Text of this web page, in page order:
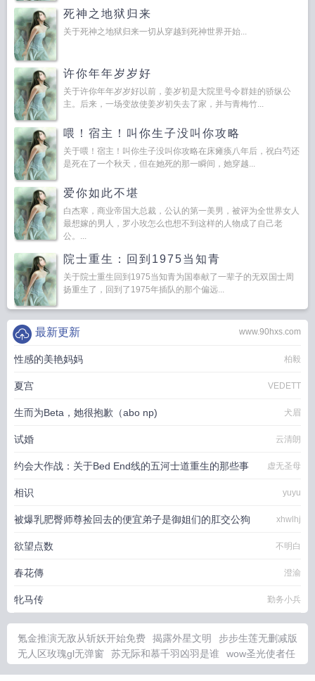
死神之地狱归来
关于死神之地狱归来一切从穿越到死神世界开始...
许你年年岁岁好
关于许你年年岁岁好以前，姜岁初是大院里号令群娃的骄纵公
主。后来，一场变故使姜岁初失去了家，并与青梅竹...
喂！宿主！叫你生子没叫你攻略
关于喂！宿主！叫你生子没叫你攻略在床瘫痪八年后，祝白芍还
是死在了一个秋天，但在她死的那一瞬间，她穿越...
爱你如此不堪
白杰寒，商业帝国大总裁，公认的第一美男，被评为全世界女人
最想嫁的男人，罗小玫怎么也想不到这样的人物成了自己老
公。...
院士重生：回到1975当知青
关于院士重生回到1975当知青为国奉献了一辈子的无双国士周
扬重生了，回到了1975年插队的那个偏远...
www.90hxs.com
最新更新
性感的美艳妈妈 柏毅
夏宫 VEDETT
生而为Beta，她很抱歉（abo np) 犬眉
试婚 云清朗
约会大作战：关于Bed End线的五河士道重生的那些事 虚无圣母
相识 yuyu
被爆乳肥臀师尊捡回去的便宜弟子是御姐们的肛交公狗 xhwlhj
欲望点数 不明白
春花傳 澄渝
牝马传 勤务小兵
氪金推演无敌从斩妖开始免费 揭露外星文明
步步生莲无删减版
无人区玫瑰gl无弹窗
苏无际和慕千羽凶羽是谁
wow圣光使者任